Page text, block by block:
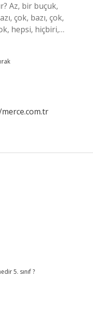
Az, bir buçuk,
çok, bazı, çok,
hepsi, hiçbiri,…
5. sınıf ?